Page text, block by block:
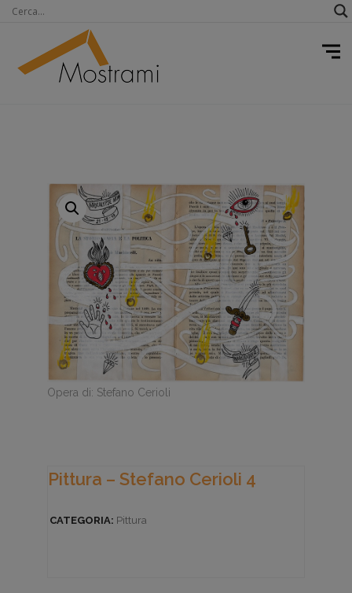
Opera di: Stefano Cerioli
Pittura – Stefano Cerioli 4
CATEGORIA: Pittura